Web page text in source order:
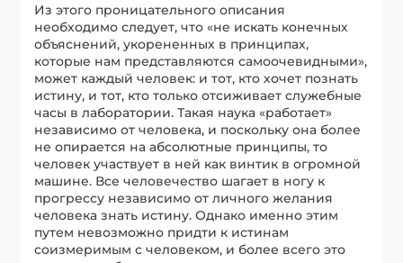
Из этого проницательного описания
необходимо следует, что «не искать конечных
объяснений, укорененных в принципах,
которые нам представляются самоочевидными»,
может каждый человек: и тот, кто хочет познать
истину, и тот, кто только отсиживает служебные
часы в лаборатории. Такая наука «работает»
независимо от человека, и поскольку она более
не опирается на абсолютные принципы, то
человек участвует в ней как винтик в огромной
машине. Все человечество шагает в ногу к
прогрессу независимо от личного желания
человека знать истину. Однако именно этим
путем невозможно придти к истинам
соизмеримым с человеком, и более всего это